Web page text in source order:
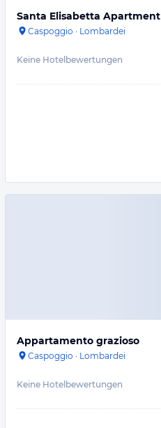
Santa Elisabetta Apartment
Caspoggio · Lombardei
Keine Hotelbewertungen
Appartamento grazioso
Caspoggio · Lombardei
Keine Hotelbewertungen